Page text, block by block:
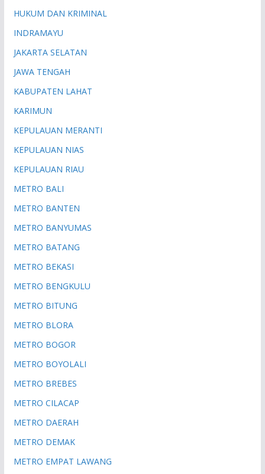
HUKUM DAN KRIMINAL
INDRAMAYU
JAKARTA SELATAN
JAWA TENGAH
KABUPATEN LAHAT
KARIMUN
KEPULAUAN MERANTI
KEPULAUAN NIAS
KEPULAUAN RIAU
METRO BALI
METRO BANTEN
METRO BANYUMAS
METRO BATANG
METRO BEKASI
METRO BENGKULU
METRO BITUNG
METRO BLORA
METRO BOGOR
METRO BOYOLALI
METRO BREBES
METRO CILACAP
METRO DAERAH
METRO DEMAK
METRO EMPAT LAWANG